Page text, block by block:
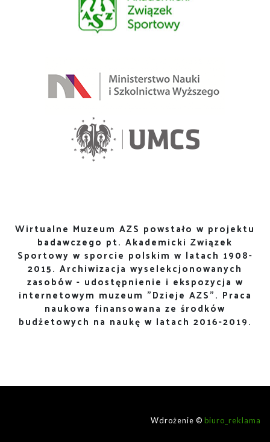
Wirtualne Muzeum AZS powstało w projektu
badawczego pt. Akademicki Związek
Sportowy w sporcie polskim w latach 1908-
2015. Archiwizacja wyselekcjonowanych
zasobów - udostępnienie i ekspozycja w
internetowym muzeum "Dzieje AZS". Praca
naukowa finansowana ze środków
budżetowych na naukę w latach 2016-2019.
Wdrożenie © biuro_reklama